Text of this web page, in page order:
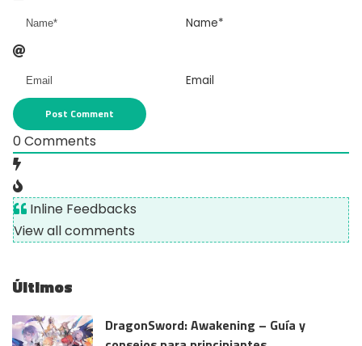
Name*
Email
0Comments
Inline Feedbacks
View all comments
Últimos
DragonSword: Awakening – Guía y